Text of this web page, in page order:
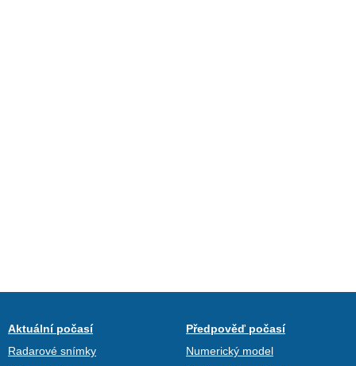
Aktuální počasí
Radarové snímky
Předpověď počasí
Numerický model